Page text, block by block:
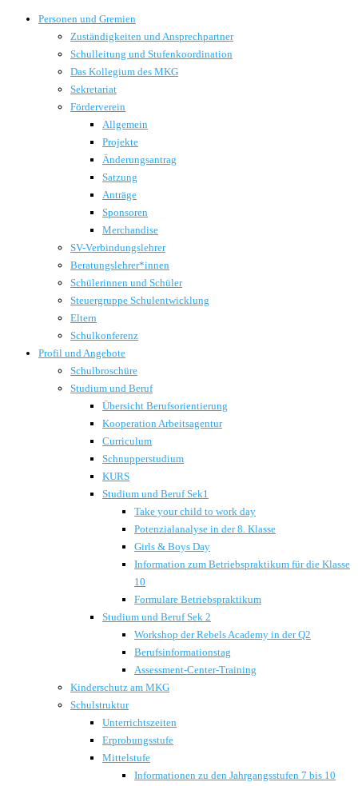
Personen und Gremien
Zuständigkeiten und Ansprechpartner
Schulleitung und Stufenkoordination
Das Kollegium des MKG
Sekretariat
Förderverein
Allgemein
Projekte
Änderungsantrag
Satzung
Anträge
Sponsoren
Merchandise
SV-Verbindungslehrer
Beratungslehrer*innen
Schülerinnen und Schüler
Steuergruppe Schulentwicklung
Eltern
Schulkonferenz
Profil und Angebote
Schulbroschüre
Studium und Beruf
Übersicht Berufsorientierung
Kooperation Arbeitsagentur
Curriculum
Schnupperstudium
KURS
Studium und Beruf Sek1
Take your child to work day
Potenzialanalyse in der 8. Klasse
Girls & Boys Day
Information zum Betriebspraktikum für die Klasse
10
Formulare Betriebspraktikum
Studium und Beruf Sek 2
Workshop der Rebels Academy in der Q2
Berufsinformationstag
Assessment-Center-Training
Kinderschutz am MKG
Schulstruktur
Unterrichtszeiten
Erprobungsstufe
Mittelstufe
Informationen zu den Jahrgangsstufen 7 bis 10